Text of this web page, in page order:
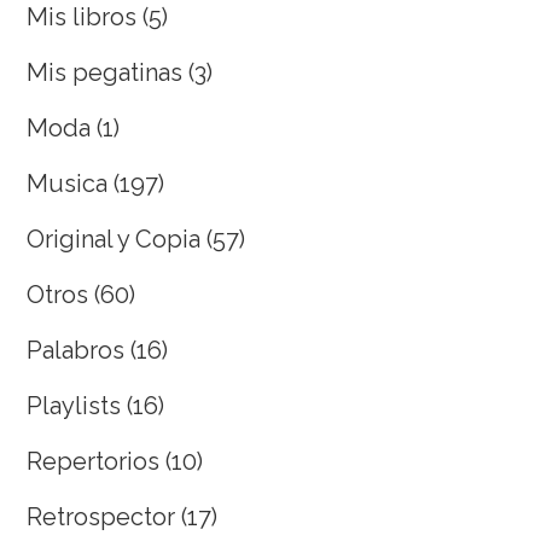
Mis libros (5)
Mis pegatinas (3)
Moda (1)
Musica (197)
Original y Copia (57)
Otros (60)
Palabros (16)
Playlists (16)
Repertorios (10)
Retrospector (17)